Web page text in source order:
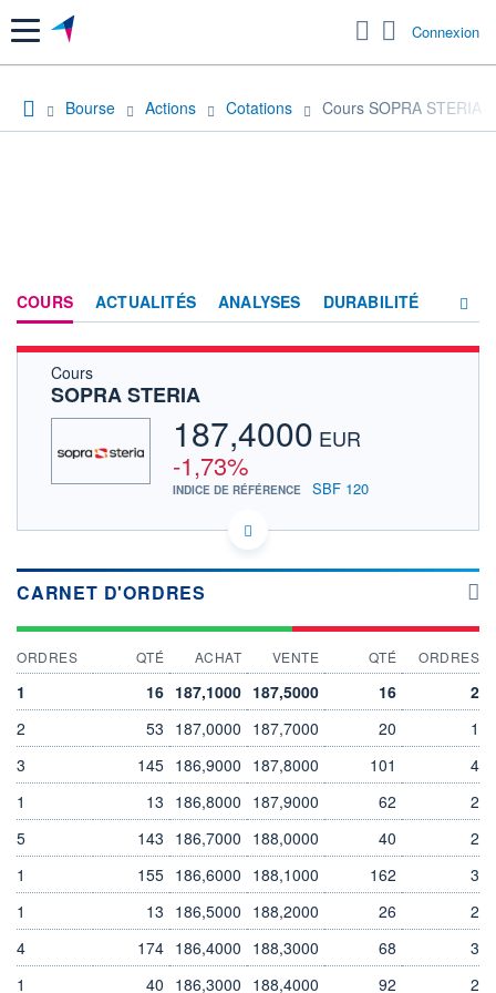
Menu Connexion
Bourse Actions Cotations Cours SOPRA STERIA
COURS ACTUALITÉS ANALYSES DURABILITÉ
FORUM
HISTORIQUE
ACTIONNAIRES
Cours
SOPRA STERIA
187,4000 EUR
-1,73%
INDICE DE RÉFÉRENCE SBF 120
EURONEXT PARIS DONNÉES TEMPS RÉEL
Politique d'exécution
Cotation sur les autres places
10h50 12h40
195
Services informatiques
INDICE DE RÉFÉRENCE
SBF 120
190,7000
191,8000
+ BAS
185,0000
VOLUME CAPITAL ÉCHANGÉ
0,11%
CARNET D'ORDRES
ORDRES QTÉ ACHAT VENTE QTÉ ORDRES
1 16 187,1000 187,5000 16
2
2
53 187,0000 187,7000 20
1
3
145 186,9000 187,8000 101
4
1
13 186,8000 187,9000 62
2
5
143 186,7000 188,0000 40
2
1
155 186,6000 188,1000 162
3
1
13 186,5000 188,2000 26
2
4
174 186,4000 188,3000 68
3
1
40 186,3000 188,4000 92
2